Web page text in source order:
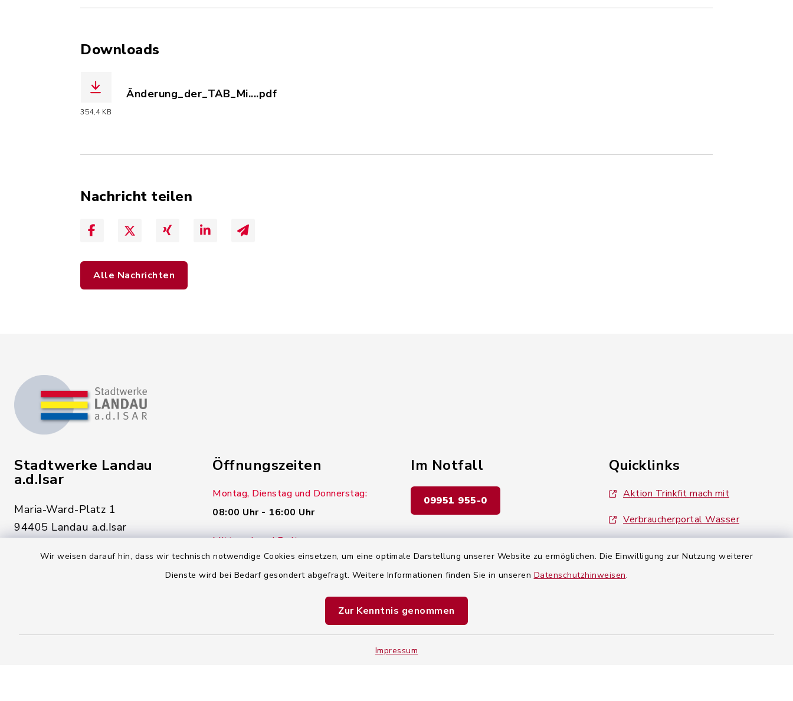
Wir weisen darauf hin, dass wir technisch notwendige Cookies einsetzen, um eine optimale Darstellung unserer Website zu ermöglichen. Die Einwilligung zur Nutzung weiterer
Dienste wird bei Bedarf gesondert abgefragt. Weitere Informationen finden Sie in unseren Datenschutzhinweisen.
Zur Kenntnis genommen
Impressum
Downloads
354,4 KB
Änderung_der_TAB_Mi....pdf
Nachricht teilen
Alle Nachrichten
Stadtwerke Landau
a.d.Isar
Maria-Ward-Platz 1
94405 Landau a.d.Isar
(09951) 955 - 0
Öffnungszeiten
Montag, Dienstag und Donnerstag:
08:00 Uhr - 16:00 Uhr
Mittwoch und Freitag:
08:00 Uhr - 12:00 Uhr
Im Notfall
09951 955-0
Quicklinks
Aktion Trinkfit mach mit
Verbraucherportal Wasser